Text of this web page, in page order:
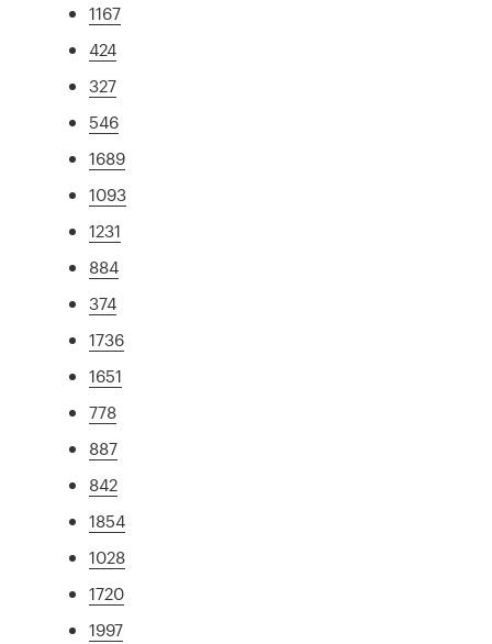
1167
424
327
546
1689
1093
1231
884
374
1736
1651
778
887
842
1854
1028
1720
1997